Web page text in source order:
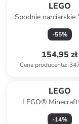
LEGO
Spodnie narciarskie
w kolorze
-55%
154,95 zł
Cena producenta:
LEGO
LEGO®
Nether Lava
-14%